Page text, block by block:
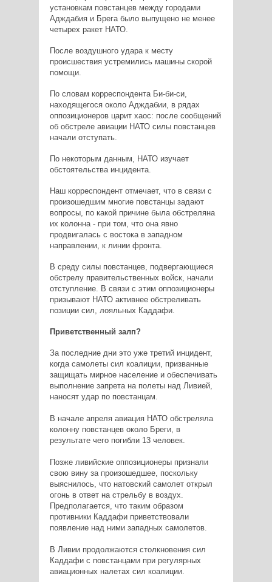
установкам повстанцев между городами
Адждабия и Брега было выпущено не менее
четырех ракет НАТО.
После воздушного удара к месту
происшествия устремились машины скорой
помощи.
По словам корреспондента Би-би-си,
находящегося около Адждабии, в рядах
оппозиционеров царит хаос: после сообщений
об обстреле авиации НАТО силы повстанцев
начали отступать.
По некоторым данным, НАТО изучает
обстоятельства инцидента.
Наш корреспондент отмечает, что в связи с
произошедшим многие повстанцы задают
вопросы, по какой причине была обстреляна
их колонна - при том, что она явно
продвигалась с востока в западном
направлении, к линии фронта.
В среду силы повстанцев, подвергающиеся
обстрелу правительственных войск, начали
отступление. В связи с этим оппозиционеры
призывают НАТО активнее обстреливать
позиции сил, лояльных Каддафи.
Приветственный залп?
За последние дни это уже третий инцидент,
когда самолеты сил коалиции, призванные
защищать мирное население и обеспечивать
выполнение запрета на полеты над Ливией,
наносят удар по повстанцам.
В начале апреля авиация НАТО обстреляла
колонну повстанцев около Бреги, в
результате чего погибли 13 человек.
Позже ливийские оппозиционеры признали
свою вину за произошедшее, поскольку
выяснилось, что натовский самолет открыл
огонь в ответ на стрельбу в воздух.
Предполагается, что таким образом
противники Каддафи приветствовали
появление над ними западных самолетов.
В Ливии продолжаются столкновения сил
Каддафи с повстанцами при регулярных
авиационных налетах сил коалиции.